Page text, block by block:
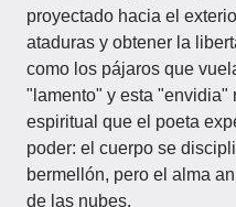
proyectado hacia el
ataduras y obtener la
como los pájaros que
"lamento" y esta "envidia"
espiritual que el poeta
poder: el cuerpo se
bermellón, pero el alma
de las nubes.